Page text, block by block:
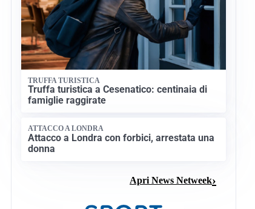
TRUFFA TURISTICA
Truffa turistica a Cesenatico: centinaia di
famiglie raggirate
ATTACCO A LONDRA
Attacco a Londra con forbici, arrestata una
donna
Apri News Netweek